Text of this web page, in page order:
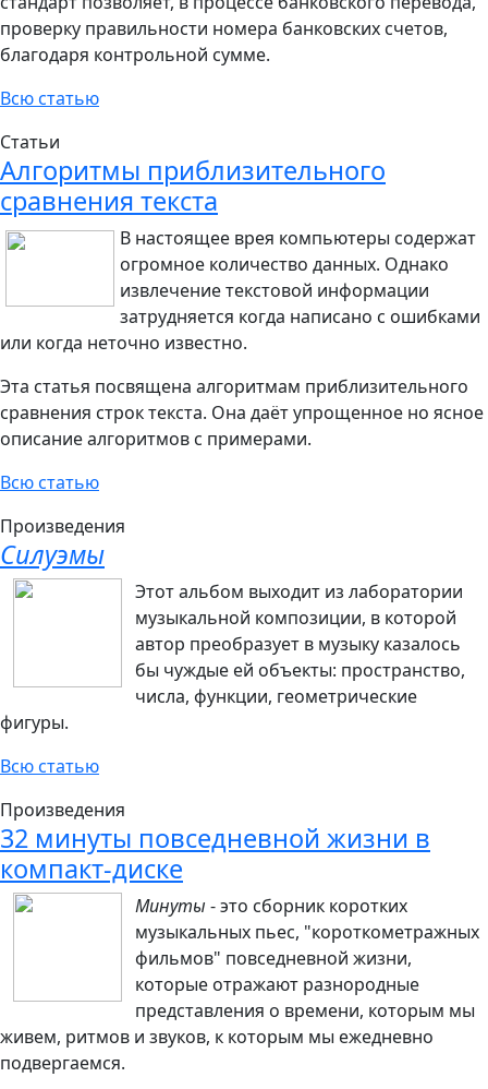
проверку правильности номера банковских счетов,
благодаря контрольной сумме.
Всю статью
Статьи
Алгоритмы приблизительного
сравнения текста
В настоящее врея компьютеры содержат
огромное количество данных. Однако
извлечение текстовой информации
затрудняется когда написано с ошибками
или когда неточно известно.
Эта статья посвящена алгоритмам приблизительного
сравнения строк текста. Она даёт упрощенное но ясное
описание алгоритмов с примерами.
Всю статью
Произведения
Силуэмы
Этот альбом выходит из лаборатории
музыкальной композиции, в которой
автор преобразует в музыку казалось
бы чуждые ей объекты: пространство,
числа, функции, геометрические
фигуры.
Всю статью
Произведения
32 минуты повседневной жизни в
компакт-диске
Минуты - это сборник коротких
музыкальных пьес, "короткометражных
фильмов" повседневной жизни,
которые отражают разнородные
представления о времени, которым мы
живем, ритмов и звуков, к которым мы ежедневно
подвергаемся.